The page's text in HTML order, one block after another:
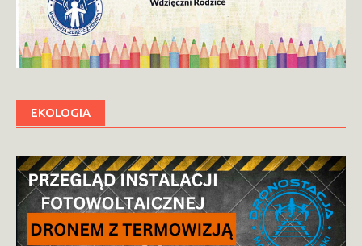
EKOLOGIA